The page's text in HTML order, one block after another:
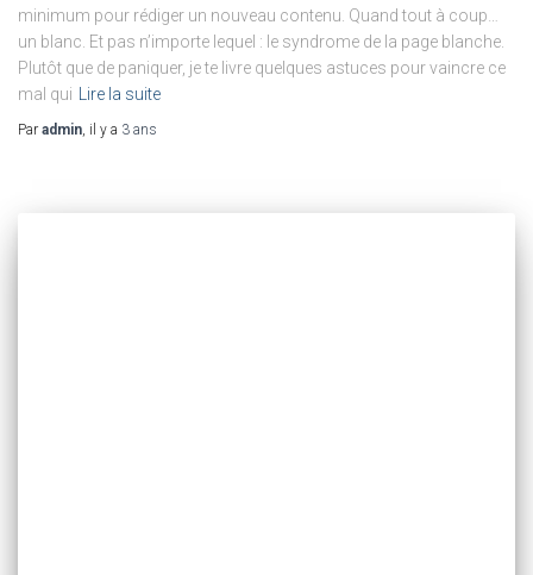
minimum pour rédiger un nouveau contenu. Quand tout à coup…
un blanc. Et pas n’importe lequel : le syndrome de la page blanche.
Plutôt que de paniquer, je te livre quelques astuces pour vaincre ce
mal qui
Lire la suite
Par admin, il y a 3 ans